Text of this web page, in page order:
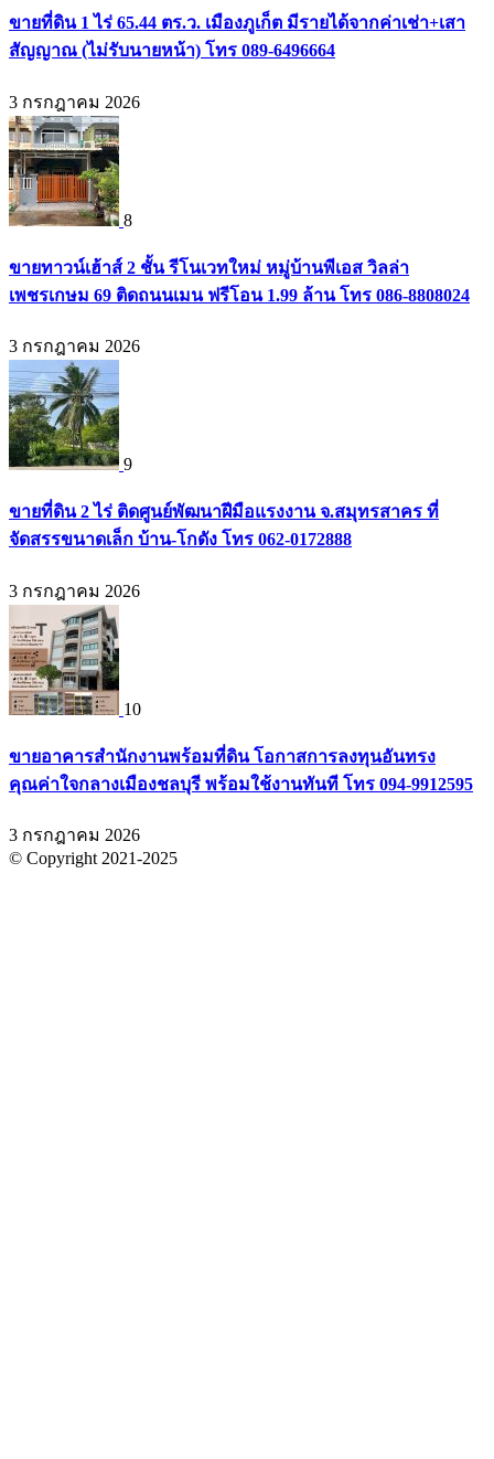
ขายที่ดิน 1 ไร่ 65.44 ตร.ว. เมืองภูเก็ต มีรายได้จากค่าเช่า+เสา
สัญญาณ (ไม่รับนายหน้า) โทร 089-6496664
3 กรกฎาคม 2026
8
ขายทาวน์เฮ้าส์ 2 ชั้น รีโนเวทใหม่ หมู่บ้านพีเอส วิลล่า
เพชรเกษม 69 ติดถนนเมน ฟรีโอน 1.99 ล้าน โทร 086-8808024
3 กรกฎาคม 2026
9
ขายที่ดิน 2 ไร่ ติดศูนย์พัฒนาฝีมือแรงงาน จ.สมุทรสาคร ที่
จัดสรรขนาดเล็ก บ้าน-โกดัง โทร 062-0172888
3 กรกฎาคม 2026
10
ขายอาคารสำนักงานพร้อมที่ดิน โอกาสการลงทุนอันทรง
คุณค่าใจกลางเมืองชลบุรี พร้อมใช้งานทันที โทร 094-9912595
3 กรกฎาคม 2026
© Copyright 2021-2025